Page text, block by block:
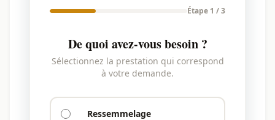
Étape 1 / 3
De quoi avez-vous besoin ?
Sélectionnez la prestation qui correspond
à votre demande.
Ressemmelage